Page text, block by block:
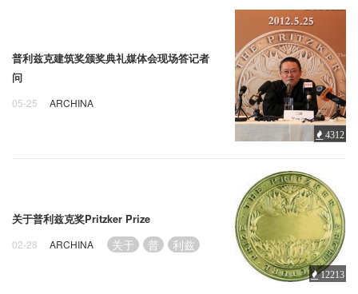
普利兹克建筑奖颁奖典礼媒体会现场答记者
问
05-25 ARCHINA
4312
关于普利兹克奖Pritzker Prize
02-28 ARCHINA 关于 普 利兹
12213